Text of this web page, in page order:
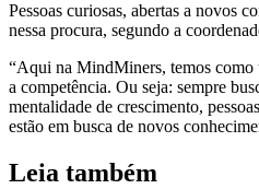
Pessoas curiosas, abertas a novos
nessa procura, segundo a
“Aqui na MindMiners, temos como
a competência. Ou seja: sempre
mentalidade de crescimento,
estão em busca de novos
Leia também